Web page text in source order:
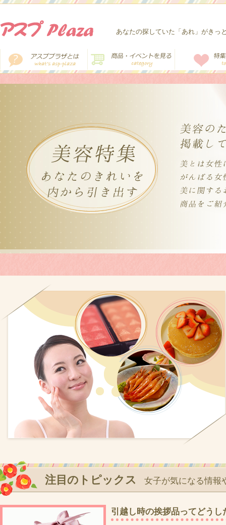
あなたの探していた「あれ」がきっ
注目のトピックス 女子が気になる情報
引越し時の挨拶品ってどうし